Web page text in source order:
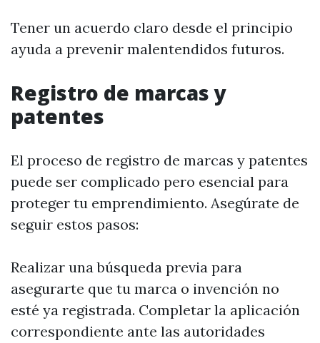
Tener un acuerdo claro desde el principio
ayuda a prevenir malentendidos futuros.
Registro de marcas y
patentes
El proceso de registro de marcas y patentes
puede ser complicado pero esencial para
proteger tu emprendimiento. Asegúrate de
seguir estos pasos:
Realizar una búsqueda previa para
asegurarte que tu marca o invención no
esté ya registrada. Completar la aplicación
correspondiente ante las autoridades